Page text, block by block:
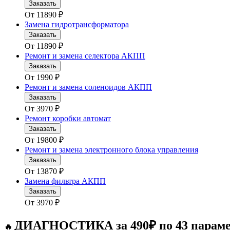
Заказать
От 11890 ₽
Замена гидротрансформатора
Заказать
От 11890 ₽
Ремонт и замена селектора АКПП
Заказать
От 1990 ₽
Ремонт и замена соленоидов АКПП
Заказать
От 3970 ₽
Ремонт коробки автомат
Заказать
От 19800 ₽
Ремонт и замена электронного блока управления
Заказать
От 13870 ₽
Замена фильтра АКПП
Заказать
От 3970 ₽
🔥 ДИАГНОСТИКА за 490₽ по 43